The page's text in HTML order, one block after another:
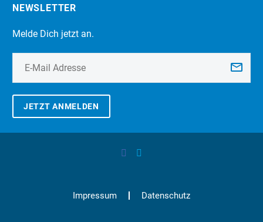
NEWSLETTER
Melde Dich jetzt an.
JETZT ANMELDEN
Impressum Datenschutz